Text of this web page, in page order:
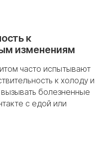
к
изменениям
часто испытывают
к холоду и
болезненные
с едой или